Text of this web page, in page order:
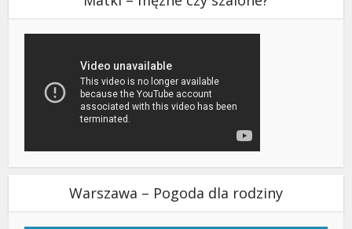
Warszawa – Pogoda dla rodziny